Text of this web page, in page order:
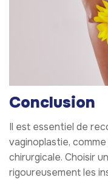
Conclusion
Il est essentiel de
vaginoplastie,
chirurgicale. Choisir
rigoureusement les